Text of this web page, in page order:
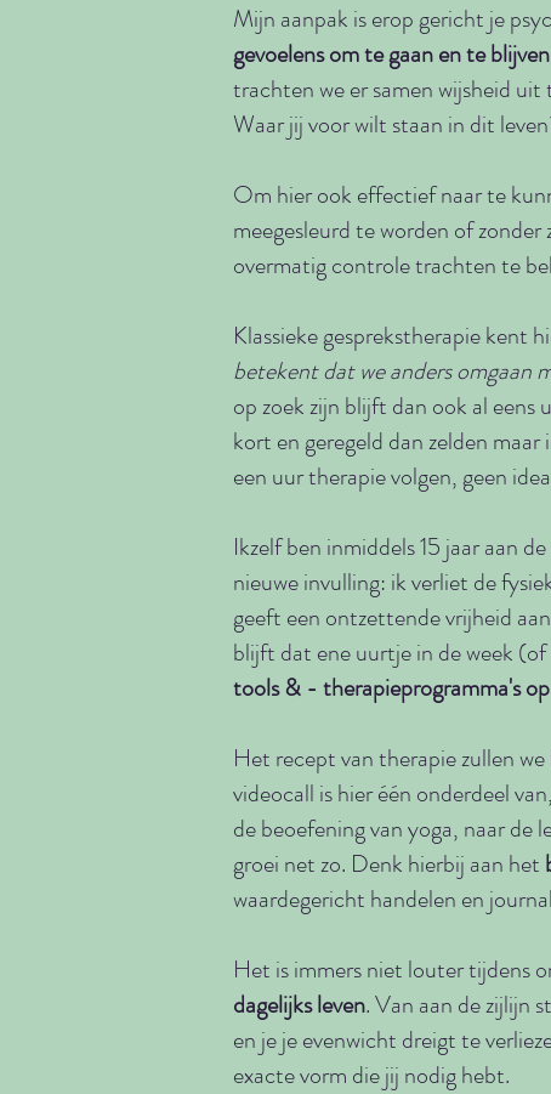
Mijn aanpak is erop gericht je
gevoelens om te gaan en te
trachten we er samen wijsheid
Waar jij voor wilt staan in dit
Om hier ook effectief naar te
meegesleurd te worden of
overmatig controle trachten te
Klassieke gesprekstherapie kent
betekent dat we anders omgaan
op zoek zijn blijft dan ook al
kort en geregeld dan zelden
een uur therapie volgen, geen
Ikzelf ben inmiddels 15 jaar aan
nieuwe invulling: ik verliet de
geeft een ontzettende vrijheid
blijft dat ene uurtje in de week
tools & - therapieprogramma's
Het recept van therapie zullen
videocall is hier één onderdeel
de beoefening van yoga, naar de
groei net zo. Denk hierbij aan het
waardegericht handelen en
Het is immers niet louter tijdens
dagelijks leven. Van aan de zijlijn
en je je evenwicht dreigt te
exacte vorm die jij nodig hebt.